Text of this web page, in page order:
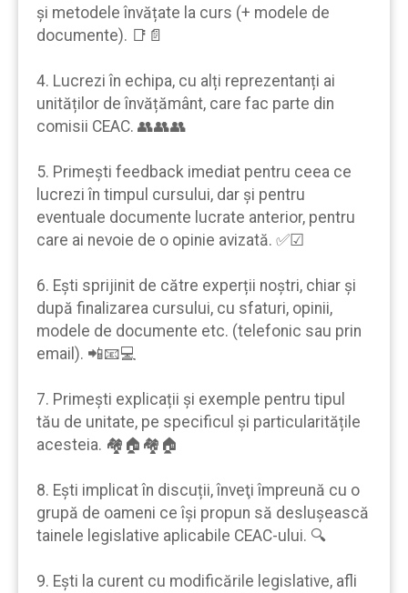
şi metodele învățate la curs (+ modele de
documente). 📑📄
4. Lucrezi în echipa, cu alți reprezentanți ai
unităților de învățământ, care fac parte din
comisii CEAC. 👥👥👥
5. Primeşti feedback imediat pentru ceea ce
lucrezi în timpul cursului, dar şi pentru
eventuale documente lucrate anterior, pentru
care ai nevoie de o opinie avizată. ✅☑
6. Eşti sprijinit de către experții noştri, chiar şi
după finalizarea cursului, cu sfaturi, opinii,
modele de documente etc. (telefonic sau prin
email). 📲📧💻
7. Primeşti explicații şi exemple pentru tipul
tău de unitate, pe specificul şi particularitățile
acesteia. 🏘🏠🏘🏠
8. Eşti implicat în discuții, înveţi împreună cu o
grupă de oameni ce îşi propun să desluşească
tainele legislative aplicabile CEAC-ului. 🔍
9. Eşti la curent cu modificările legislative, afli